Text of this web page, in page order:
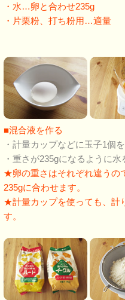
・水…卵と合わせ235g
・片栗粉、打ち粉用…適量
■混合液を作る
・計量カップなどに玉子1個
・重さが235gになるように
★卵の重さはそれぞれ違うの
235gに合わせます。
★計量カップを使っても、計
す。